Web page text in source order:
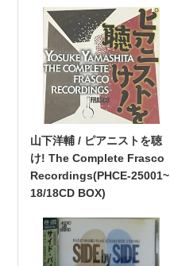
山下洋輔 / ピアニストを聴
け! The Complete Frasco
Recordings(PHCE-25001~
18/18CD BOX)